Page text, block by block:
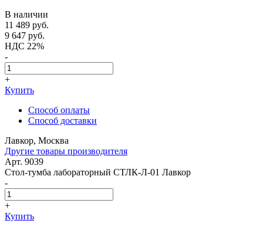
В наличии
11 489 руб.
9 647 руб.
НДС 22%
-
+
Купить
Способ оплаты
Способ доставки
Лавкор, Москва
Другие товары производителя
Арт. 9039
Стол-тумба лабораторный СТЛК-Л-01 Лавкор
-
+
Купить